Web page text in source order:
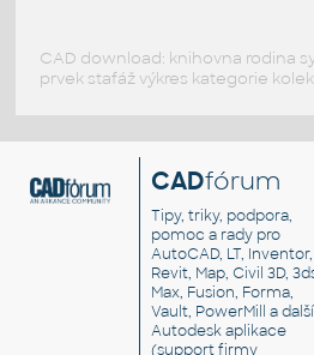
CAD download: knihovna rodina
prvek stafáž výkres kategorie
CADfórum
Tipy, triky, podpora,
pomoc a rady pro
AutoCAD, LT, Inventor,
Revit, Map, Civil 3D,
Max, Fusion, Forma,
Vault, PowerMill a další
Autodesk aplikace
(support firmy